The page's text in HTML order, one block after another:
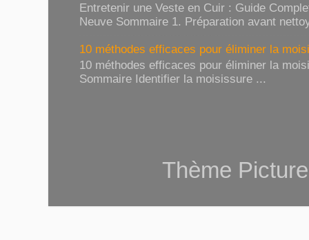
Entretenir une Veste en Cuir : Guide
Neuve Sommaire 1. Préparation avant
10 méthodes efficaces pour éliminer la
10 méthodes efficaces pour éliminer la
Sommaire Identifier la moisissure ...
Thème